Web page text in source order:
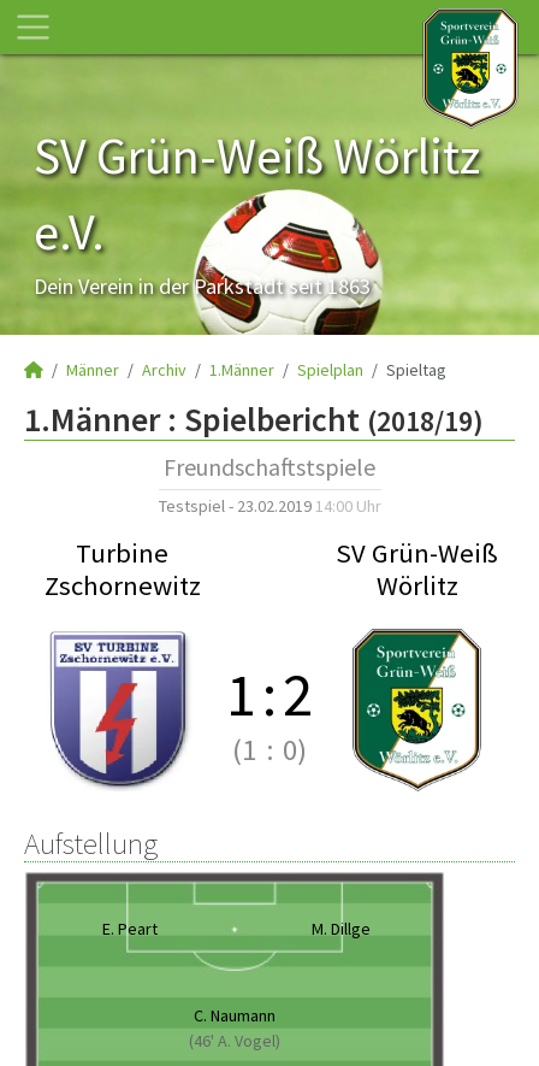
SV Grün-Weiß Wörlitz
e.V.
Dein Verein in der Parkstadt seit 1863
Männer Archiv 1.Männer Spielplan Spieltag
1.Männer : Spielbericht (2018/19)
Freundschaftstspiele
Testspiel - 23.02.2019 14:00 Uhr
Turbine
Zschornewitz
SV Grün-Weiß
Wörlitz
1:2
(1 : 0)
Aufstellung
E. Peart M. Dillge
C. Naumann
(46' A. Vogel)